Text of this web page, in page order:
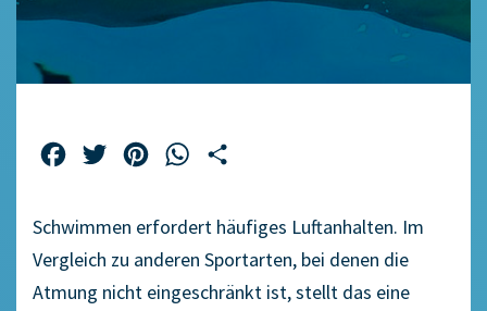
FacebookTwitterPinterestWhatsApp
Schwimmen erfordert häufiges Luftanhalten. Im
Vergleich zu anderen Sportarten, bei denen die
Atmung nicht eingeschränkt ist, stellt das eine